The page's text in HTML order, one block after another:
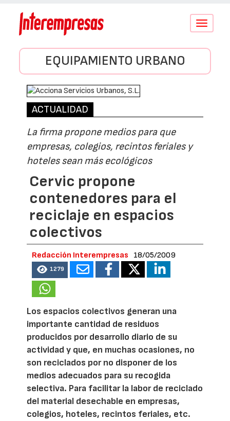
Conmutar
EQUIPAMIENTO URBANO
ACTUALIDAD
La firma propone medios para que
empresas, colegios, recintos feriales y
hoteles sean más ecológicos
Cervic propone
contenedores para el
reciclaje en espacios
colectivos
Redacción Interempresas 18/05/2009
1279
Los espacios colectivos generan una
importante cantidad de residuos
producidos por desarrollo diario de su
actividad y que, en muchas ocasiones, no
son reciclados por no disponer de los
medios adecuados para su recogida
selectiva. Para facilitar la labor de reciclado
del material desechable en empresas,
colegios, hoteles, recintos feriales, etc.